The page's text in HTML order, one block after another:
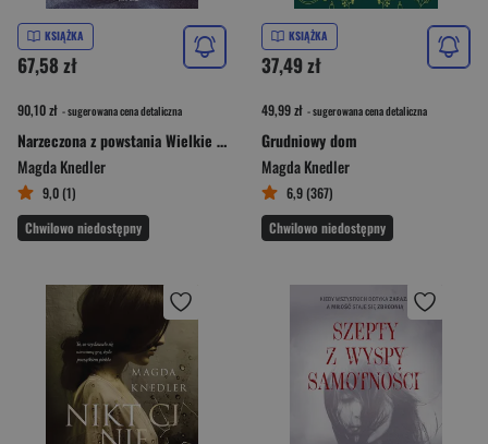
KSIĄŻKA
67,58 zł
90,10 zł - sugerowana cena detaliczna
Narzeczona z powstania Wielkie Litery
Magda Knedler
9,0 (1)
Chwilowo niedostępny
KSIĄŻKA
37,49 zł
49,99 zł - sugerowana cena detaliczna
Grudniowy dom
Magda Knedler
6,9 (367)
Chwilowo niedostępny